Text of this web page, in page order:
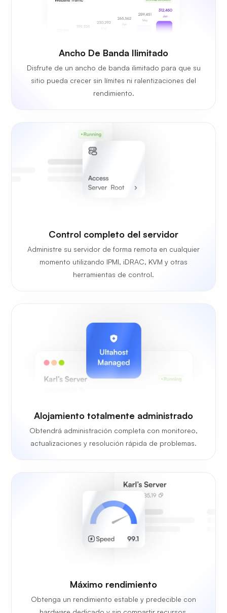
Ancho De Banda Ilimitado
Disfrute de un ancho de banda ilimitado para que su
sitio pueda crecer sin límites ni ralentizaciones del
rendimiento.
Control completo del servidor
Administre su servidor de forma remota en cualquier
momento utilizando IPMI, iDRAC, KVM y otras
herramientas de control.
Alojamiento totalmente administrado
Obtendrá administración completa con monitoreo,
actualizaciones y resolución rápida de problemas.
Máximo rendimiento
Obtenga un rendimiento estable y predecible con